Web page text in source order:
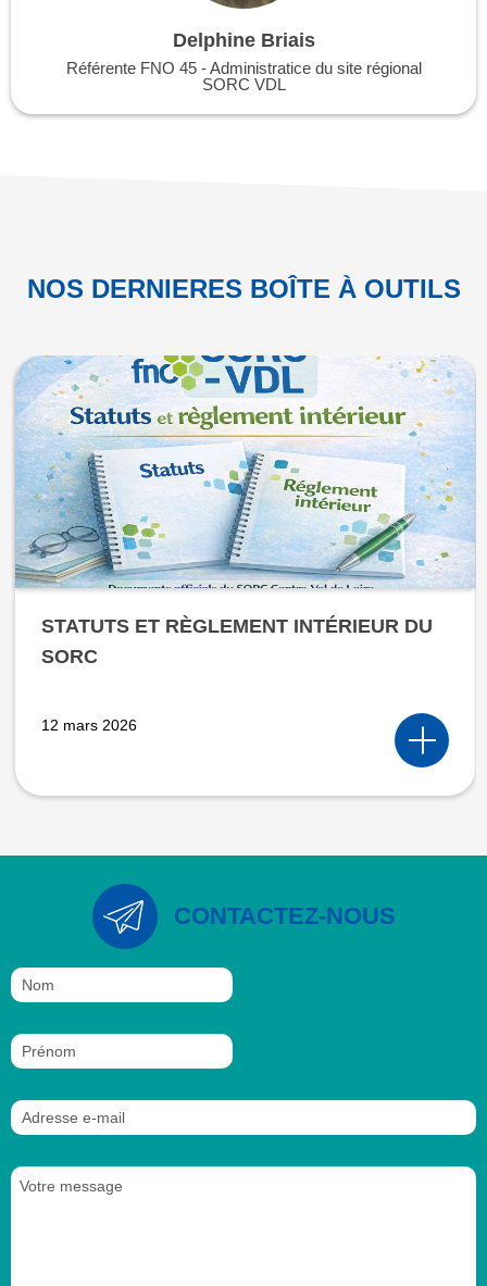
Delphine Briais
Référente FNO 45 - Administratice du site régional
SORC VDL
NOS DERNIERES BOÎTE À OUTILS
STATUTS ET RÈGLEMENT INTÉRIEUR DU
SORC
12 mars 2026
CONTACTEZ-NOUS